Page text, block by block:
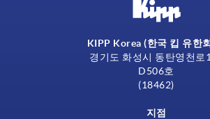
KIPP Korea (한국 킵 유한
경기도 화성시 동탄영천로
D506호
(18462)
지점